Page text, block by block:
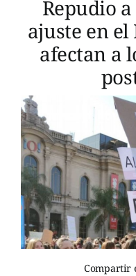
Repudio
ajuste en
afectan a
Compartir